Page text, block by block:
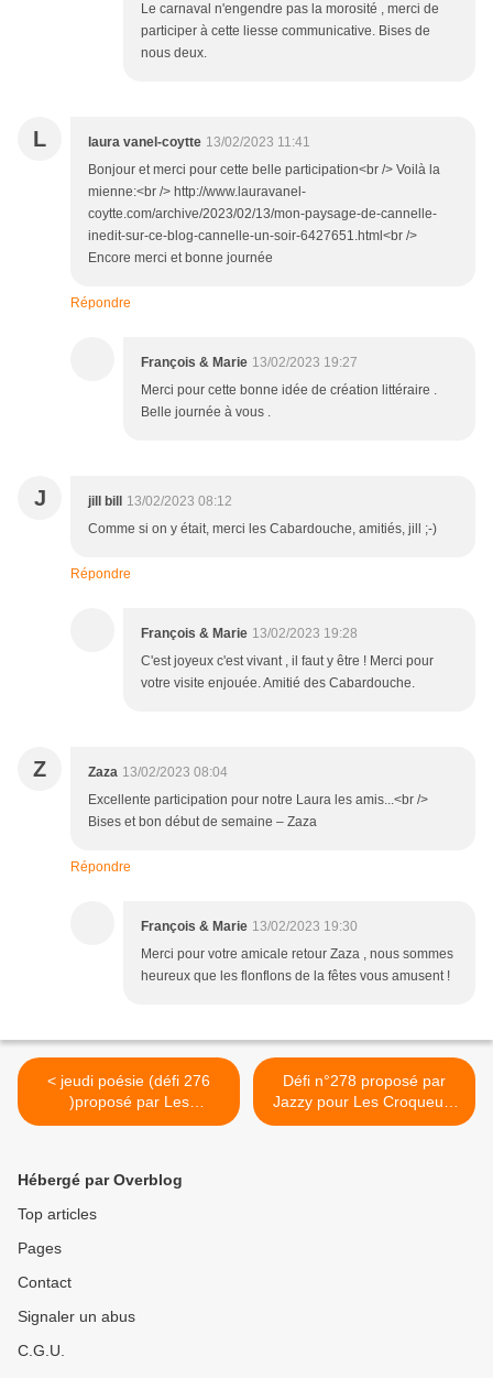
Le carnaval n'engendre pas la morosité , merci de
participer à cette liesse communicative. Bises de
nous deux.
L laura vanel-coytte 13/02/2023 11:41
Bonjour et merci pour cette belle participation<br /> Voilà la
mienne:<br /> http://www.lauravanel-
coytte.com/archive/2023/02/13/mon-paysage-de-cannelle-
inedit-sur-ce-blog-cannelle-un-soir-6427651.html<br />
Encore merci et bonne journée
Répondre
François & Marie 13/02/2023 19:27
Merci pour cette bonne idée de création littéraire .
Belle journée à vous .
J jill bill
13/02/2023 08:12
Comme si on y était, merci les Cabardouche, amitiés, jill ;-)
Répondre
François & Marie 13/02/2023 19:28
C'est joyeux c'est vivant , il faut y être ! Merci pour
votre visite enjouée. Amitié des Cabardouche.
Z Zaza 13/02/2023 08:04
Excellente participation pour notre Laura les amis...<br />
Bises et bon début de semaine – Zaza
Répondre
François & Marie 13/02/2023 19:30
Merci pour votre amicale retour Zaza , nous sommes
heureux que les flonflons de la fêtes vous amusent !
< jeudi poésie (défi 276
)proposé par Les
Cabardouche pour Les
Défi n°278 proposé par
Jazzy pour Les Croqueurs
de Mots. >
Hébergé par Overblog
Top articles
Pages
Contact
Signaler un abus
C.G.U.